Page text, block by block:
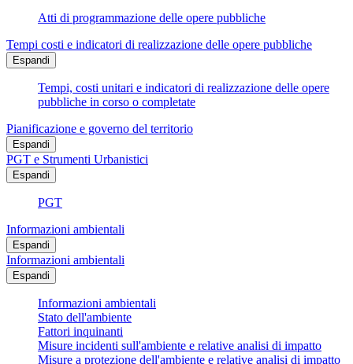
Atti di programmazione delle opere pubbliche
Tempi costi e indicatori di realizzazione delle opere pubbliche
Espandi
Tempi, costi unitari e indicatori di realizzazione delle opere
pubbliche in corso o completate
Pianificazione e governo del territorio
Espandi
PGT e Strumenti Urbanistici
Espandi
PGT
Informazioni ambientali
Espandi
Informazioni ambientali
Espandi
Informazioni ambientali
Stato dell'ambiente
Fattori inquinanti
Misure incidenti sull'ambiente e relative analisi di impatto
Misure a protezione dell'ambiente e relative analisi di impatto